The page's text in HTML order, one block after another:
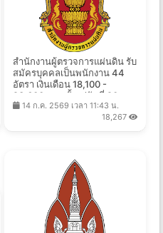
สำนักงานผู้ตรวจการแผ่นดิน รับ
สมัครบุคคลเป็นพนักงาน 44
อัตรา เงินเดือน 18,100 -
23,600 บาท ตั้งแต่วันที่ 20
ก.ค. - 13 ส.ค. 2569
14 ก.ค. 2569 เวลา 11:43 น.
18,267